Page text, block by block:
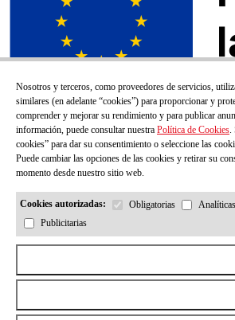
¡SUSCRÍBETE A
Correo electrónico
Nosotros y terceros, como proveedores de servicios,
similares (en adelante “cookies”) para proporcionar y
comprender y mejorar su rendimiento y para publicar
información, puede consultar nuestra Política de Cookies.
cookies” para dar su consentimiento o seleccione las
Puede cambiar las opciones de las cookies y retirar su
momento desde nuestro sitio web.
Cookies autorizadas: Obligatorias
Analíticas
Publicitarias